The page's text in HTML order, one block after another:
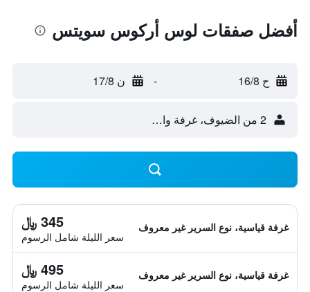
أفضل صفقات لوس أركوس سويتس
ح 16/8 - ن 17/8
2 من الضيوف، غرفة واحدة
غرفة قياسية، نوع السرير غير معروف 345 ﷼
سعر الليلة شامل الرسوم
غرفة قياسية، نوع السرير غير معروف 495 ﷼
سعر الليلة شامل الرسوم